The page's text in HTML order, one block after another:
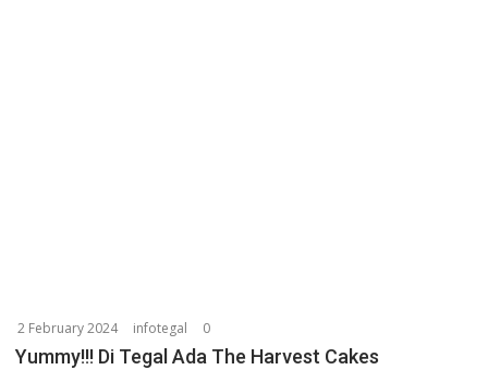
2 February 2024 infotegal 0
Yummy!!! Di Tegal Ada The Harvest Cakes